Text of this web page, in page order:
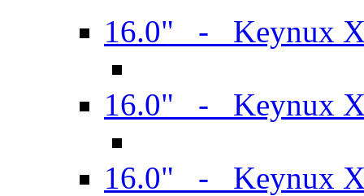
16.0" - Keynux
16.0" - Keynux
16.0" - Keynux